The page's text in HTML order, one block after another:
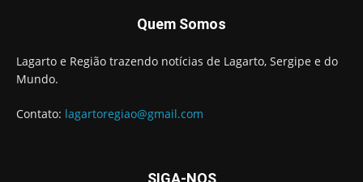
Quem Somos
Lagarto e Região trazendo notícias de Lagarto, Sergipe e do
Mundo.
Contato: lagartoregiao@gmail.com
SIGA-NOS